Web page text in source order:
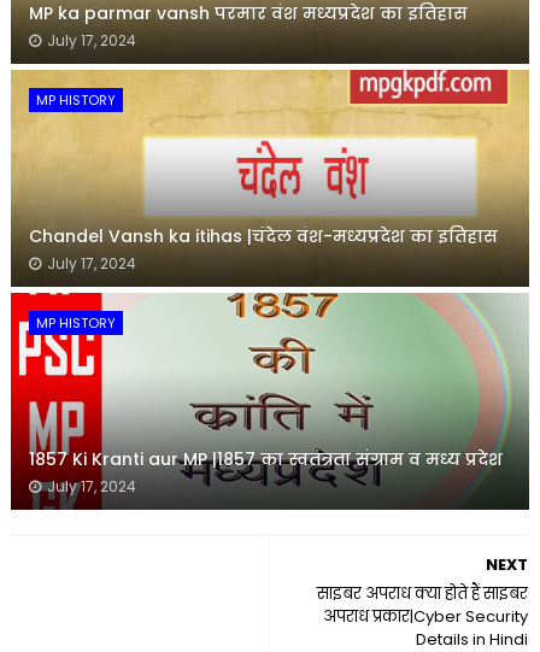
MP ka parmar vansh परमार वंश मध्यप्रदेश का इतिहास
July 17, 2024
MP HISTORY
Chandel Vansh ka itihas |चंदेल वंश-मध्यप्रदेश का इतिहास
July 17, 2024
MP HISTORY
1857 Ki Kranti aur MP |1857 का स्वतंत्रता संग्राम व मध्य प्रदेश
July 17, 2024
NEXT
साइबर अपराध क्या होते हैं साइबर
अपराध प्रकार|Cyber Security
Details in Hindi